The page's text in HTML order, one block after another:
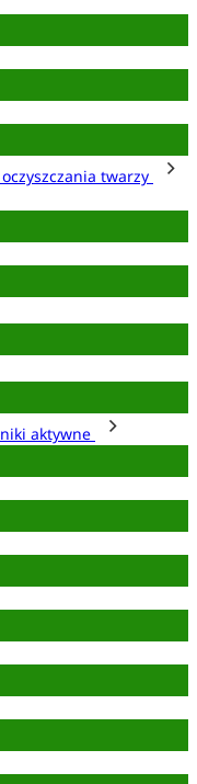
twarzy
aktywne